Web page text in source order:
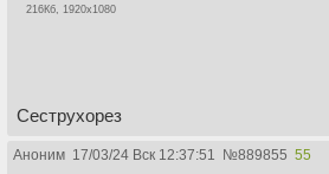
216Кб, 1920x1080
Сеструхорез
Аноним 17/03/24 Вск 12:37:51 №889855 55